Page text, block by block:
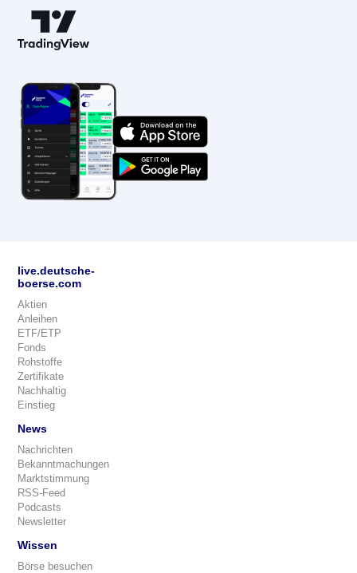
live.deutsche-
boerse.com
Aktien
Anleihen
ETF/ETP
Fonds
Rohstoffe
Zertifikate
Nachhaltig
Einstieg
News
Nachrichten
Bekanntmachungen
Marktstimmung
RSS-Feed
Podcasts
Newsletter
Wissen
Börse besuchen